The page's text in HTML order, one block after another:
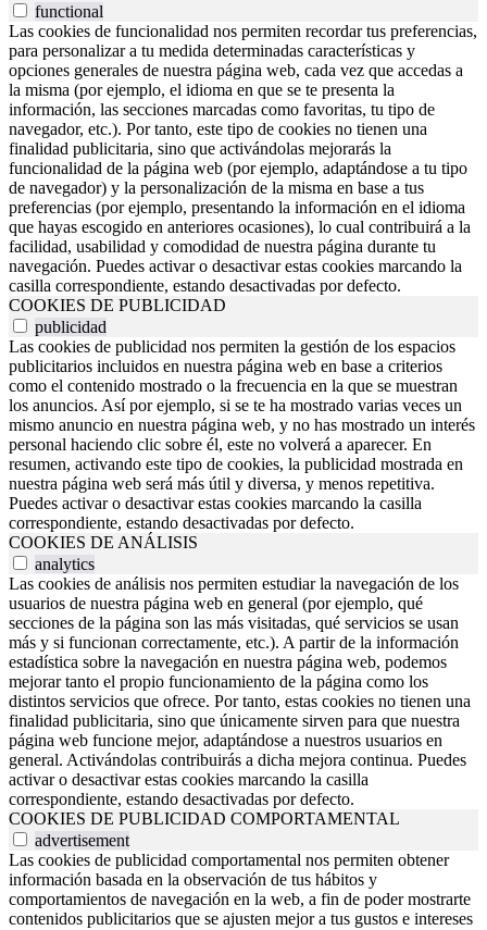
functional
Las cookies de funcionalidad nos permiten recordar tus preferencias,
para personalizar a tu medida determinadas características y
opciones generales de nuestra página web, cada vez que accedas a
la misma (por ejemplo, el idioma en que se te presenta la
información, las secciones marcadas como favoritas, tu tipo de
navegador, etc.). Por tanto, este tipo de cookies no tienen una
finalidad publicitaria, sino que activándolas mejorarás la
funcionalidad de la página web (por ejemplo, adaptándose a tu tipo
de navegador) y la personalización de la misma en base a tus
preferencias (por ejemplo, presentando la información en el idioma
que hayas escogido en anteriores ocasiones), lo cual contribuirá a la
facilidad, usabilidad y comodidad de nuestra página durante tu
navegación. Puedes activar o desactivar estas cookies marcando la
casilla correspondiente, estando desactivadas por defecto.
COOKIES DE PUBLICIDAD
publicidad
Las cookies de publicidad nos permiten la gestión de los espacios
publicitarios incluidos en nuestra página web en base a criterios
como el contenido mostrado o la frecuencia en la que se muestran
los anuncios. Así por ejemplo, si se te ha mostrado varias veces un
mismo anuncio en nuestra página web, y no has mostrado un interés
personal haciendo clic sobre él, este no volverá a aparecer. En
resumen, activando este tipo de cookies, la publicidad mostrada en
nuestra página web será más útil y diversa, y menos repetitiva.
Puedes activar o desactivar estas cookies marcando la casilla
correspondiente, estando desactivadas por defecto.
COOKIES DE ANÁLISIS
analytics
Las cookies de análisis nos permiten estudiar la navegación de los
usuarios de nuestra página web en general (por ejemplo, qué
secciones de la página son las más visitadas, qué servicios se usan
más y si funcionan correctamente, etc.). A partir de la información
estadística sobre la navegación en nuestra página web, podemos
mejorar tanto el propio funcionamiento de la página como los
distintos servicios que ofrece. Por tanto, estas cookies no tienen una
finalidad publicitaria, sino que únicamente sirven para que nuestra
página web funcione mejor, adaptándose a nuestros usuarios en
general. Activándolas contribuirás a dicha mejora continua. Puedes
activar o desactivar estas cookies marcando la casilla
correspondiente, estando desactivadas por defecto.
COOKIES DE PUBLICIDAD COMPORTAMENTAL
advertisement
Las cookies de publicidad comportamental nos permiten obtener
información basada en la observación de tus hábitos y
comportamientos de navegación en la web, a fin de poder mostrarte
contenidos publicitarios que se ajusten mejor a tus gustos e intereses